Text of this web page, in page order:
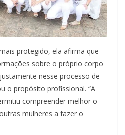
protegido, ela afirma que
sobre o próprio corpo
nesse processo de
o propósito profissional. “A
compreender melhor o
mulheres a fazer o